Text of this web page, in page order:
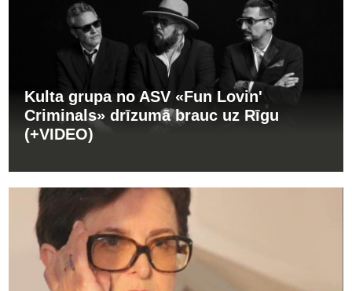
Kulta grupa no ASV «Fun Lovin'
Criminals» drīzumā brauc uz Rīgu
(+VIDEO)